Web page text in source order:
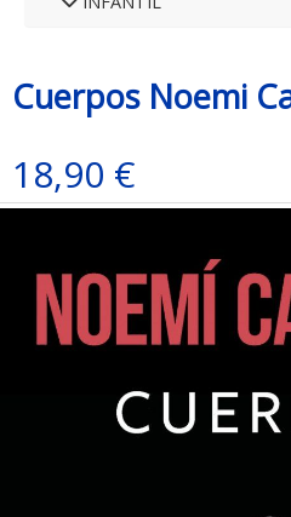
Cuerpos Noemi
18,90 €